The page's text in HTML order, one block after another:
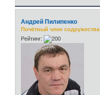
Андрей Пилипенко
Почётный член содружества
Рейтинг: